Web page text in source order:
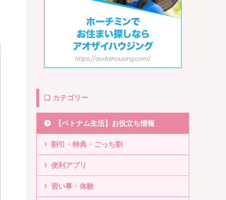
❏ カテゴリー
【ベトナム生活】お役立ち情報
割引・特典・ごっち割
便利アプリ
習い事・体験